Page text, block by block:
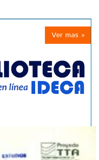
Ver mas »